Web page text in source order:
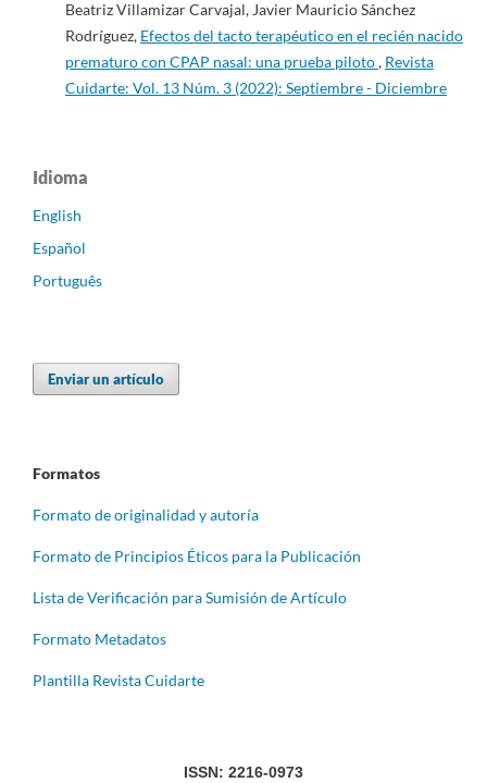
Beatriz Villamizar Carvajal, Javier Mauricio Sánchez
Rodríguez, Efectos del tacto terapéutico en el recién nacido
prematuro con CPAP nasal: una prueba piloto, Revista
Cuidarte: Vol. 13 Núm. 3 (2022): Septiembre - Diciembre
Idioma
English
Español
Português
Enviar un artículo
Formatos
Formato de originalidad y autoría
Formato de Principios Éticos para la Publicación
Lista de Verificación para Sumisión de Artículo
Formato Metadatos
Plantilla Revista Cuidarte
ISSN: 2216-0973